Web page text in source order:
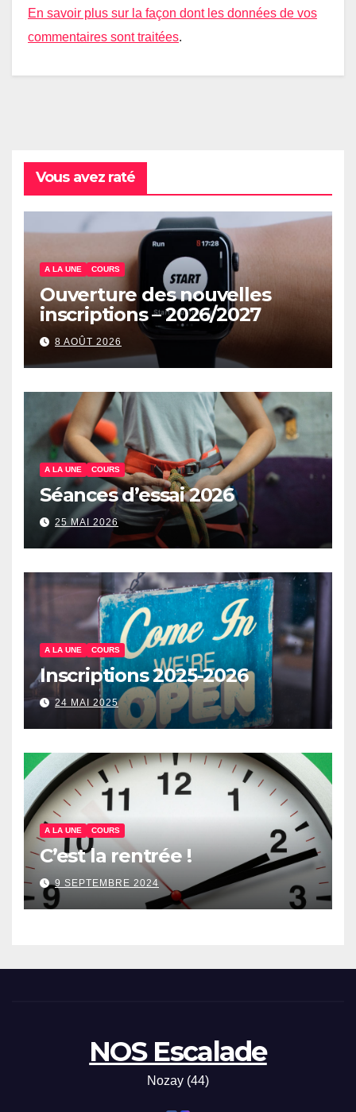
En savoir plus sur la façon dont les données de vos
commentaires sont traitées.
Vous avez raté
A LA UNE COURS
Ouverture des nouvelles
inscriptions – 2026/2027
8 AOÛT 2026
A LA UNE COURS
Séances d’essai 2026
25 MAI 2026
A LA UNE COURS
Inscriptions 2025-2026
24 MAI 2025
A LA UNE COURS
C’est la rentrée !
9 SEPTEMBRE 2024
NOS Escalade
Nozay (44)